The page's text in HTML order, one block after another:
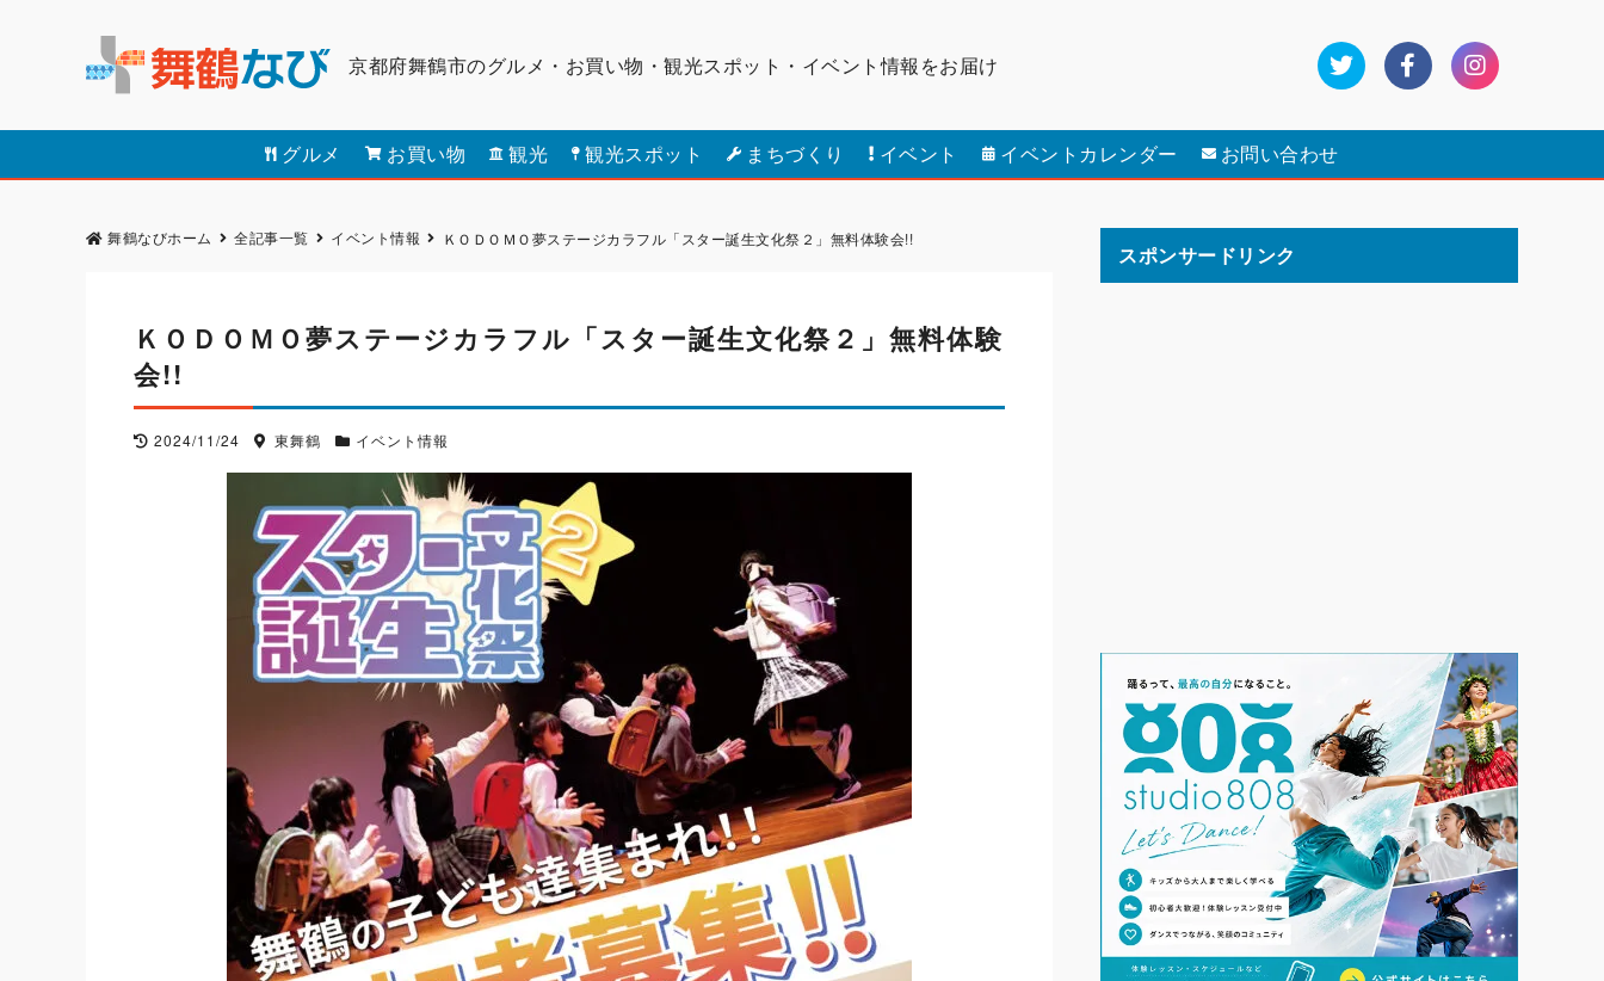
京都府舞鶴市のグルメ・お買い物・観光スポット・ イベント情報をお届け
グルメ お買い物 観光 観光スポット まちづくり イベント イベントカレンダー お問い合わせ
舞鶴なびホーム 全記事一覧 イベント情報 ＫＯＤＯＭＯ夢ステージカラフル「スター誕生文化祭２」無料体験会!!
ＫＯＤＯＭＯ夢ステージカラフル「スター誕生文化祭２」無料体験
会!!
2024/11/24 東舞鶴 イベント情報
スポンサードリンク